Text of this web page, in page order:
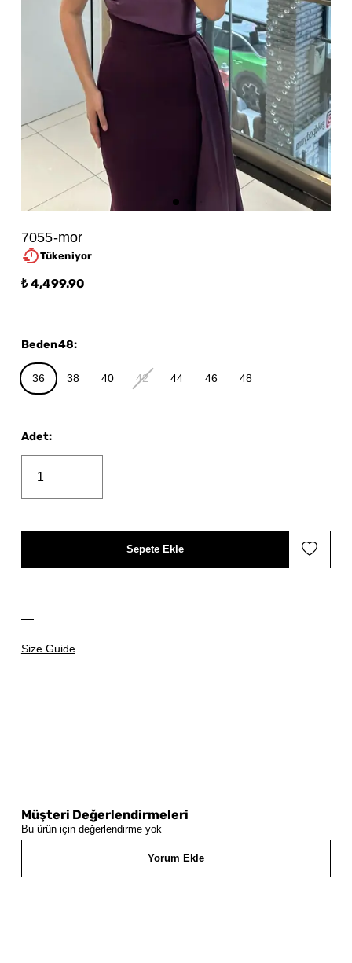
7055-mor
Tükeniyor
₺ 4,499.90
Size Guide
Beden48:
36 38 40 42 44 46 48
Adet:
Sepete Ekle
Müşteri Değerlendirmeleri
Bu ürün için değerlendirme yok
Yorum Ekle